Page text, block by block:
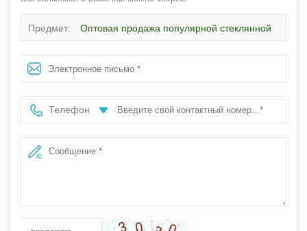
Предмет: Оптовая продажа популярной стеклянной
банки для свечей V-образной формы с круглым дном
для домашнего декора
Телефон